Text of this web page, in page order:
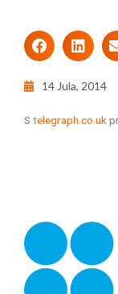
14 Jula, 2014
S telegraph.co.uk